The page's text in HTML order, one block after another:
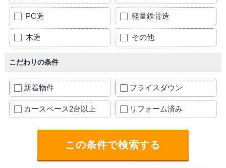
PC造 軽量鉄骨造
木造 その他
こだわりの条件
新着物件 プライスダウン
カースペース2台以上 リフォーム済み